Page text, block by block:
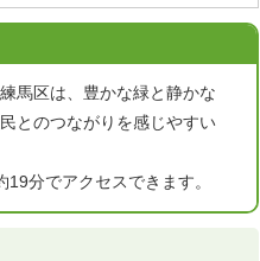
馬区は、豊かな緑と静かな
とのつながりを感じやすい
分でアクセスできます。